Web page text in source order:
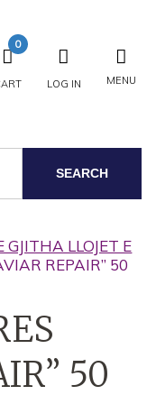
0
LOG IN MENU
SEARCH
GJITHA LLOJET E
REPAIR” 50
50